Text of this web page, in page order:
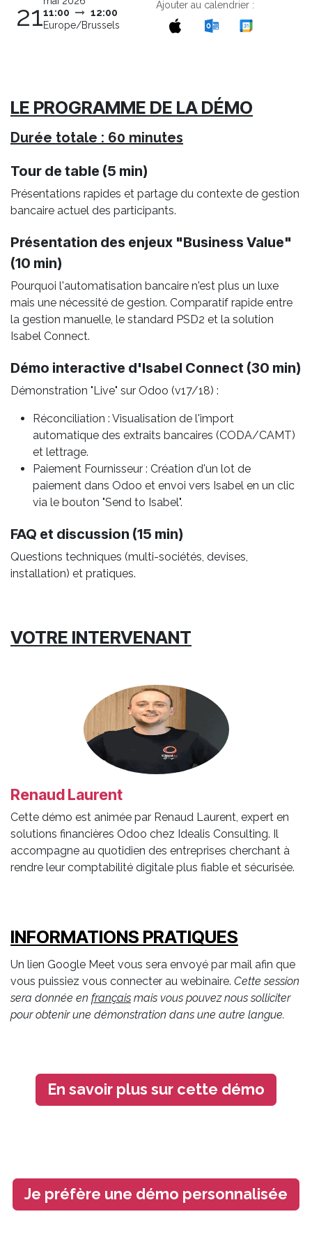
2111:00
12:00
Europe/Brussels
Ajouter au calendrier :
LE PROGRAMME DE LA DÉMO
Durée totale : 60 minutes
Tour de table (5 min)
Présentations rapides et partage du contexte de gestion
bancaire actuel des participants.
Présentation des enjeux "Business Value"
(10 min)
Pourquoi l'automatisation bancaire n'est plus un luxe
mais une nécessité de gestion. Comparatif rapide entre
la gestion manuelle, le standard PSD2 et la solution
Isabel Connect.
Démo interactive d'Isabel Connect (30 min)
Démonstration "Live" sur Odoo (v17/18) :
Réconciliation : Visualisation de l'import
automatique des extraits bancaires (CODA/CAMT)
et lettrage.
Paiement Fournisseur : Création d'un lot de
paiement dans Odoo et envoi vers Isabel en un clic
via le bouton "Send to Isabel".
FAQ et discussion (15 min)
Questions techniques (multi-sociétés, devises,
installation) et pratiques.
VOTRE INTERVENANT
Renaud Laurent
Cette démo est animée par Renaud Laurent, expert en
solutions financières Odoo chez Idealis Consulting. Il
accompagne au quotidien des entreprises cherchant à
rendre leur comptabilité digitale plus fiable et sécurisée.
INFORMATIONS PRATIQUES
Un lien Google Meet vous sera envoyé par mail afin que
vous puissiez vous connecter au webinaire. Cette session
sera donnée en français mais vous pouvez nous solliciter
pour obtenir une démonstration dans une autre langue.
En savoir plus sur cette démo
Je préfère une démo personnalisée